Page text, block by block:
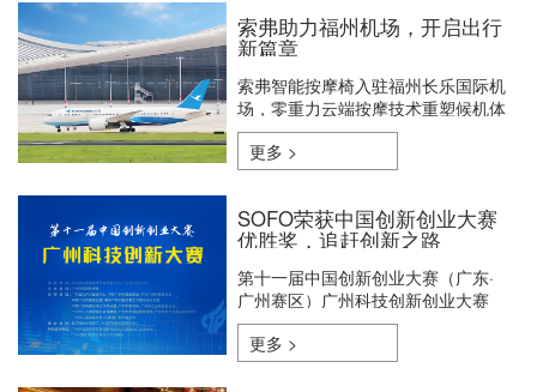
索弗助力福州机场，开启出行
新篇章
索弗智能按摩椅入驻福州长乐国际机
场，零重力云端按摩技术重塑候机体
验，让旅客在‘海上丝绸之路’枢纽享
受头等舱般的放松时光
更多 >
SOFO荣获中国创新创业大赛
优胜奖，追赶创新之路
第十一届中国创新创业大赛（广东·
广州赛区）广州科技创新创业大赛
更多 >